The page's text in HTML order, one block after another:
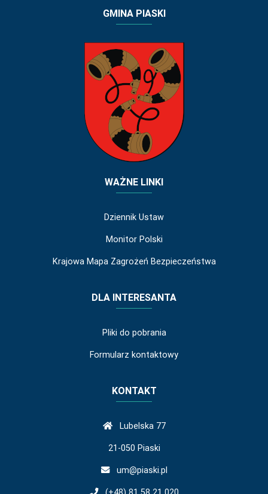
GMINA PIASKI
WAŻNE LINKI
Dziennik Ustaw
Monitor Polski
Krajowa Mapa Zagrożeń Bezpieczeństwa
DLA INTERESANTA
Pliki do pobrania
Formularz kontaktowy
KONTAKT
Lubelska 77
21-050 Piaski
um@piaski.pl